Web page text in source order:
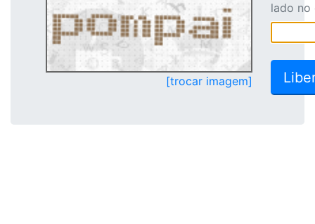
[trocar imagem]
lado no